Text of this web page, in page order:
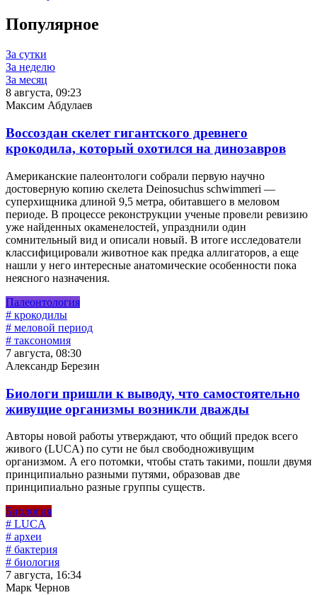
Популярное
За сутки
За неделю
За месяц
8 августа, 09:23
Максим Абдулаев
Воссоздан скелет гигантского древнего
крокодила, который охотился на динозавров
Американские палеонтологи собрали первую научно
достоверную копию скелета Deinosuchus schwimmeri —
суперхищника длиной 9,5 метра, обитавшего в меловом
периоде. В процессе реконструкции ученые провели ревизию
уже найденных окаменелостей, упразднили один
сомнительный вид и описали новый. В итоге исследователи
классифицировали животное как предка аллигаторов, а еще
нашли у него интересные анатомические особенности пока
неясного назначения.
Палеонтология
# крокодилы
# меловой период
# таксономия
7 августа, 08:30
Александр Березин
Биологи пришли к выводу, что самостоятельно
живущие организмы возникли дважды
Авторы новой работы утверждают, что общий предок всего
живого (LUCA) по сути не был свободноживущим
организмом. А его потомки, чтобы стать такими, пошли двумя
принципиально разными путями, образовав две
принципиально разные группы существ.
Биология
# LUCA
# археи
# бактерия
# биология
7 августа, 16:34
Марк Чернов